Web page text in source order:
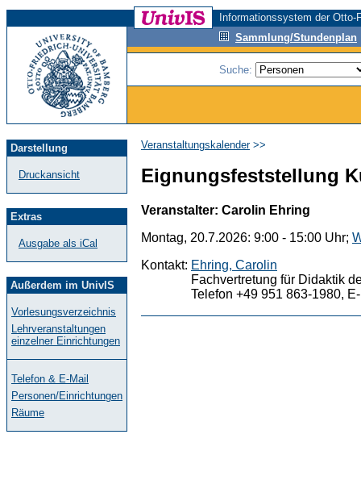
Informationssystem der
Sammlung/Stundenplan
Suche:
Darstellung
Druckansicht
Extras
Ausgabe als iCal
Außerdem im UnivIS
Vorlesungsverzeichnis
Lehrveranstaltungen
einzelner Einrichtungen
Telefon & E-Mail
Personen/Einrichtungen
Räume
Veranstaltungskalender>>
Eignungsfeststellung
Veranstalter: Carolin Ehring
Montag, 20.7.2026: 9:00 - 15:00 Uhr;
Kontakt: Ehring, Carolin
Fachvertretung für Didaktik
Telefon +49 951 863-1980,